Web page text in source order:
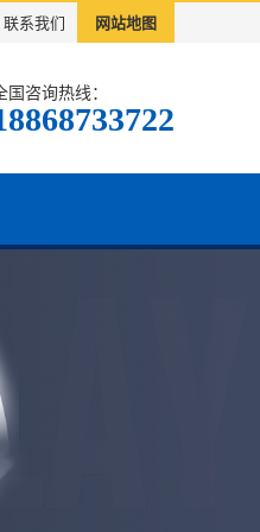
联系我们 网站地图
国咨询热线：